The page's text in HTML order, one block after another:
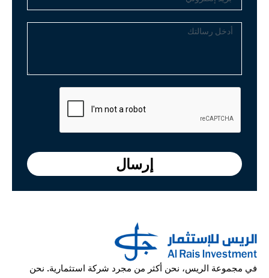
إلكتروني
أدخل
إرسال
في مجموعة الريس، نحن أكثر من مجرد شركة استثمارية. نحن